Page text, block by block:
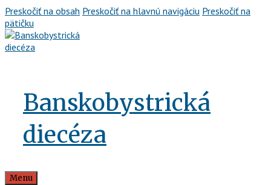
Preskočiť na obsah Preskočiť na hlavnú navigáciu Preskočiť na
pätičku
Banskobystrická
diecéza
Menu